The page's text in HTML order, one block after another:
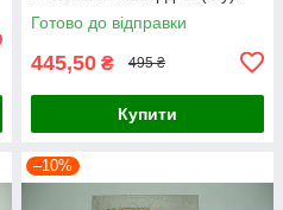
Готово до відправки
445,50 ₴ 495 ₴
Купити
–10%